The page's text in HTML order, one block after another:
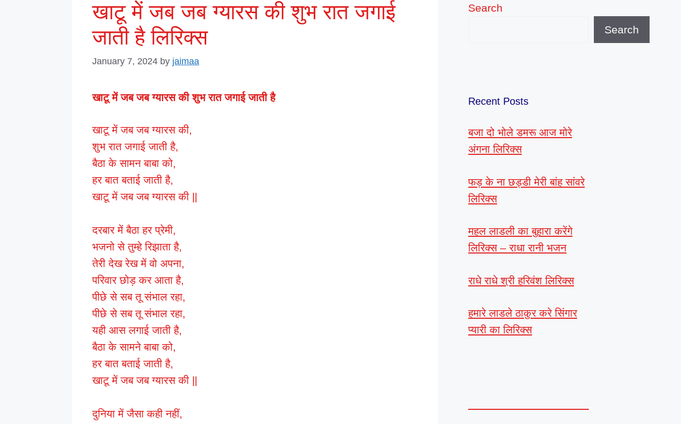
खाटू में जब जब ग्यारस की शुभ रात जगाई
जाती है लिरिक्स
January 7, 2024 by jaimaa
खाटू में जब जब ग्यारस की शुभ रात जगाई जाती है
खाटू में जब जब ग्यारस की,
शुभ रात जगाई जाती है,
बैठा के सामन बाबा को,
हर बात बताई जाती है,
खाटू में जब जब ग्यारस की ||
दरबार में बैठा हर प्रेमी,
भजनो से तुम्हे रिझाता है,
तेरी देख रेख में वो अपना,
परिवार छोड़ कर आता है,
पीछे से सब तू संभाल रहा,
पीछे से सब तू संभाल रहा,
यही आस लगाई जाती है,
बैठा के सामने बाबा को,
हर बात बताई जाती है,
खाटू में जब जब ग्यारस की ||
दुनिया में जैसा कही नहीं,
Search
Search
Recent Posts
बजा दो भोले डमरू आज मोरे
अंगना लिरिक्स
फड़ के ना छड्डी मेरी बांह सांवरे
लिरिक्स
महल लाडली का बुहारा करेंगे
लिरिक्स – राधा रानी भजन
राधे राधे श्री हरिवंश लिरिक्स
हमारे लाडले ठाकुर करे सिंगार
प्यारी का लिरिक्स